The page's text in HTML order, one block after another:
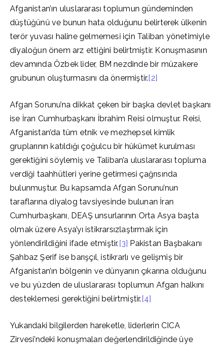
Afganistan’ın uluslararası toplumun gündeminden
düştüğünü ve bunun hata olduğunu belirterek ülkenin
terör yuvası haline gelmemesi için Taliban yönetimiyle
diyaloğun önem arz ettiğini belirtmiştir. Konuşmasının
devamında Özbek lider, BM nezdinde bir müzakere
grubunun oluşturmasını da önermiştir.[2]
Afgan Sorunu’na dikkat çeken bir başka devlet başkanı
ise İran Cumhurbaşkanı İbrahim Reisi olmuştur. Reisi,
Afganistan’da tüm etnik ve mezhepsel kimlik
gruplarının katıldığı çoğulcu bir hükümet kurulması
gerektiğini söylemiş ve Taliban’a uluslararası topluma
verdiği taahhütleri yerine getirmesi çağrısında
bulunmuştur. Bu kapsamda Afgan Sorunu’nun
taraflarına diyalog tavsiyesinde bulunan İran
Cumhurbaşkanı, DEAŞ unsurlarının Orta Asya başta
olmak üzere Asya’yı istikrarsızlaştırmak için
yönlendirildiğini ifade etmiştir.[3] Pakistan Başbakanı
Şahbaz Şerif ise barışçıl, istikrarlı ve gelişmiş bir
Afganistan’ın bölgenin ve dünyanın çıkarına olduğunu
ve bu yüzden de uluslararası toplumun Afgan halkını
desteklemesi gerektiğini belirtmiştir.[4]
Yukarıdaki bilgilerden hareketle, liderlerin CICA
Zirvesi’ndeki konuşmaları değerlendirildiğinde üye